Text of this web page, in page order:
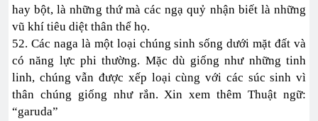
hay bột, là những thứ mà các ngạ quỷ nhận biết là những
vũ khí tiêu diệt thân thể họ.
52. Các naga là một loại chúng sinh sống dưới mặt đất và
có năng lực phi thường. Mặc dù giống như những tinh
linh, chúng vẫn được xếp loại cùng với các súc sinh vì
thân chúng giống như rắn. Xin xem thêm Thuật ngữ:
“garuda”